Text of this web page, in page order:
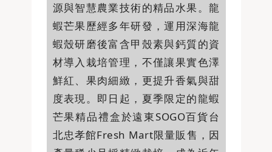
源與智慧農業技術的精品水果。龍
蝦芒果歷經多年研發，運用深海龍
蝦殼研磨後富含甲殼素與鈣質的資
材導入栽培管理，不僅讓果實色澤
鮮紅、果肉細緻，更提升香氣與甜
度表現。即日起，夏季限定的龍蝦
芒果精品禮盒於遠東SOGO百貨台
北忠孝館Fresh Mart限量販售，因